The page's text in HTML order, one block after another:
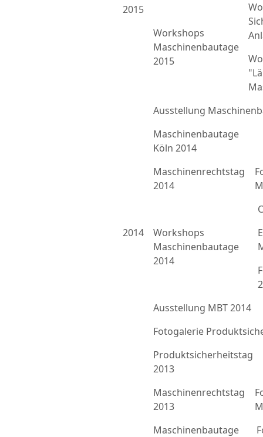
2015
Workshops
Maschinenbautage
2015
Ausstellung
2014
Maschinenbautage
Köln 2014
Maschinenrechtstag
2014
Workshops
Maschinenbautage
2014
Ausstellung MBT 2014
Fotogalerie
Produktsicherheitstag
2013
Maschinenrechtstag
2013
Maschinenbautage